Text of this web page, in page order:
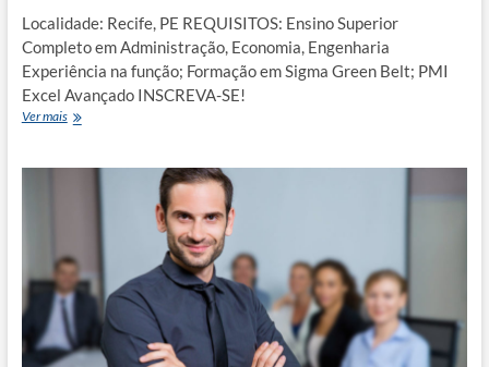
Localidade: Recife, PE REQUISITOS: Ensino Superior
Completo em Administração, Economia, Engenharia
Experiência na função; Formação em Sigma Green Belt; PMI
Excel Avançado INSCREVA-SE!
Ver maisAnalista